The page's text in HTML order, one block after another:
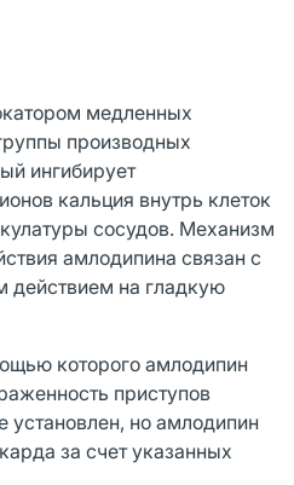
медленных
производных
ингибирует
кальция внутрь клеток
сосудов. Механизм
амлодипина связан с
на гладкую
которого амлодипин
приступов
установлен, но амлодипин
за счет указанных